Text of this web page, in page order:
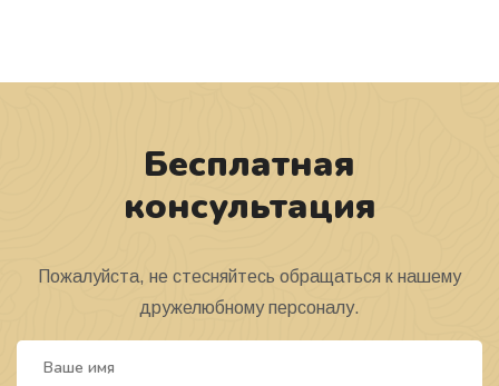
Бесплатная
консультация
Пожалуйста, не стесняйтесь обращаться к нашему
дружелюбному персоналу.